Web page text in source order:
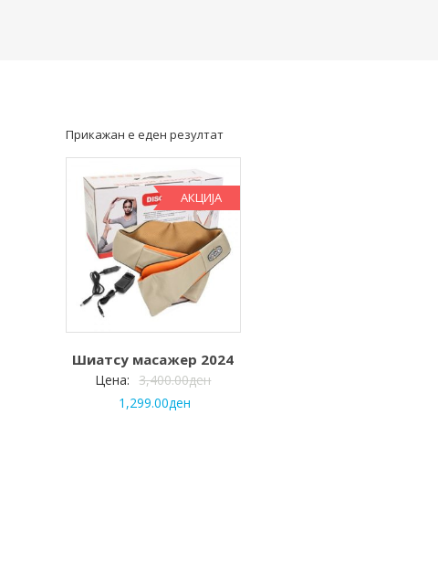
Прикажан е еден резултат
АКЦИЈА
Шиатсу масажер 2024
Цена: 3,400.00ден
1,299.00ден